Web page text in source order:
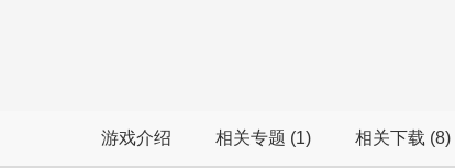
游戏介绍 相关专题 (1) 相关下载 (8)